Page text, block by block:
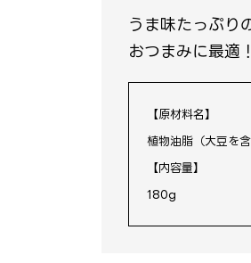
うま味たっぷり
おつまみに最適！
【原材料名】
植物油脂（大豆を
【内容量】
180g